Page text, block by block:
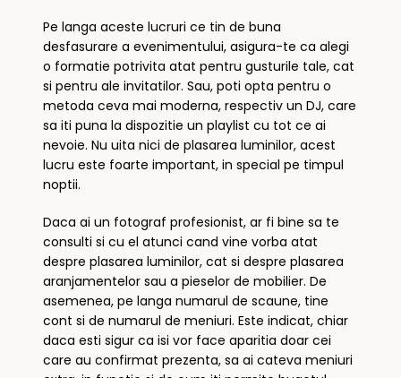
Pe langa aceste lucruri ce tin de buna
desfasurare a evenimentului, asigura-te ca alegi
o formatie potrivita atat pentru gusturile tale, cat
si pentru ale invitatilor. Sau, poti opta pentru o
metoda ceva mai moderna, respectiv un DJ, care
sa iti puna la dispozitie un playlist cu tot ce ai
nevoie. Nu uita nici de plasarea luminilor, acest
lucru este foarte important, in special pe timpul
noptii.
Daca ai un fotograf profesionist, ar fi bine sa te
consulti si cu el atunci cand vine vorba atat
despre plasarea luminilor, cat si despre plasarea
aranjamentelor sau a pieselor de mobilier. De
asemenea, pe langa numarul de scaune, tine
cont si de numarul de meniuri. Este indicat, chiar
daca esti sigur ca isi vor face aparitia doar cei
care au confirmat prezenta, sa ai cateva meniuri